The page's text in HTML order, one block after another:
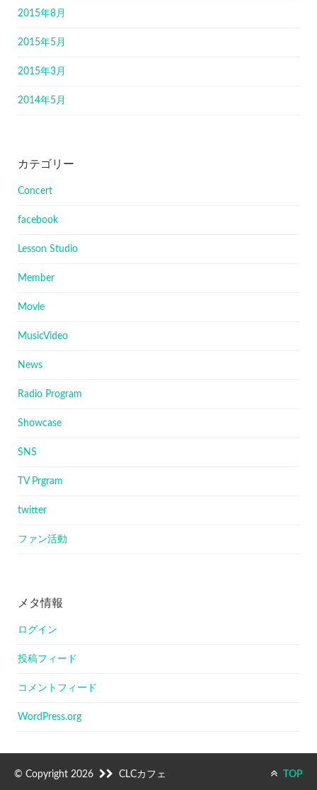
2015年8月
2015年5月
2015年3月
2014年5月
カテゴリー
Concert
facebook
Lesson Studio
Member
Movie
MusicVideo
News
Radio Program
Showcase
SNS
TV Prgram
twitter
ファン活動
メタ情報
ログイン
投稿フィード
コメントフィード
WordPress.org
© Copyright 2026 CLCカフェ TOP